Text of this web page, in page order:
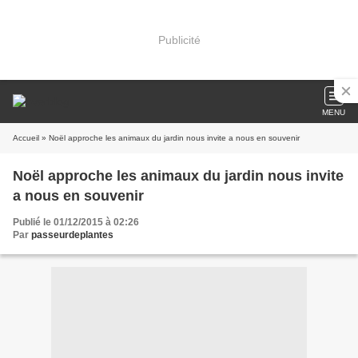
Publicité
MENU
Accueil » Noël approche les animaux du jardin nous invite a nous en souvenir
Noël approche les animaux du jardin nous invite
a nous en souvenir
Publié le 01/12/2015 à 02:26
Par passeurdeplantes